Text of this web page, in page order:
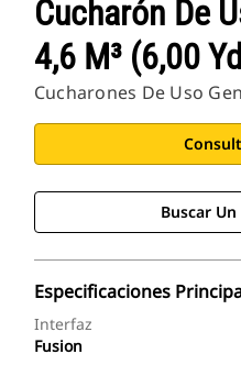
Cucharón De
4,6 M³ (6,00
Cucharones De Uso
Buscar
Especificaciones
Interfaz
Fusion